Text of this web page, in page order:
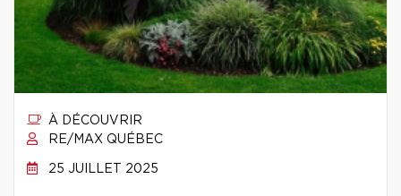
À DÉCOUVRIR
RE/MAX QUÉBEC
25 JUILLET 2025